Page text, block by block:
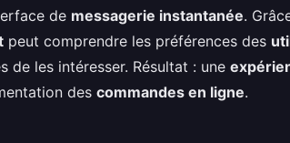
de messagerie instantanée.
peut comprendre les préférences des
de les intéresser. Résultat : une
des commandes en ligne.